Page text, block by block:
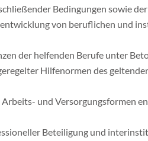
Bedingungen sowie
von beruflichen und
der helfenden Berufe unter
Hilfenormen des
und Versorgungsformen
Beteiligung und